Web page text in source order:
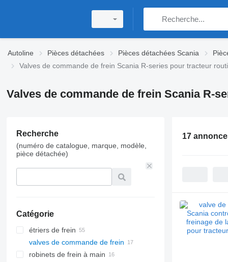
Autoline Pièces détachées Pièces détachées Scania
Valves de commande de frein Scania R-series pour tracteur
Valves de commande de frein Scania R-
Recherche
(numéro de catalogue, marque, modèle,
pièce détachée)
Catégorie
étriers de frein
valves de commande de frein
robinets de frein à main
17